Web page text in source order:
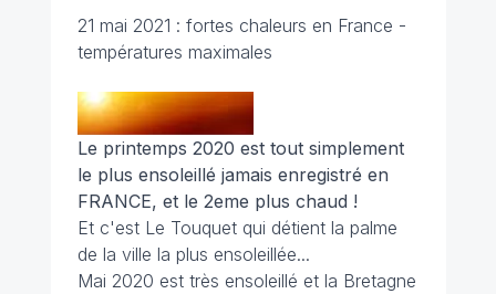
21 mai 2021 : fortes chaleurs en France -
températures maximales
Le printemps 2020 est tout simplement
le plus ensoleillé jamais enregistré en
FRANCE, et le 2eme plus chaud !
Et c'est Le Touquet qui détient la palme
de la ville la plus ensoleillée...
Mai 2020 est très ensoleillé et la Bretagne